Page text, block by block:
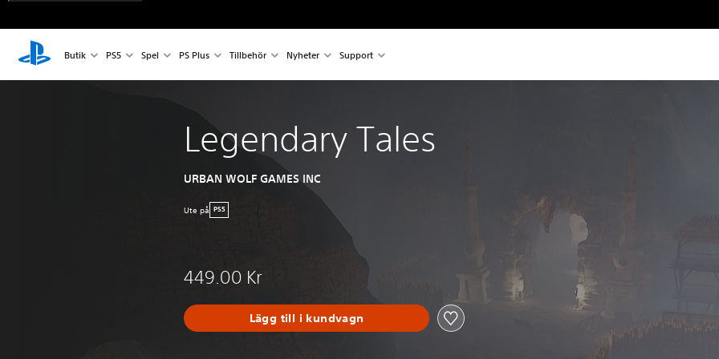
Butik PS5 Spel PS Plus Tillbehör Nyheter Support
Legendary Tales
URBAN WOLF GAMES INC
Ute på PS5
449.00 Kr
Lägg till i kundvagn